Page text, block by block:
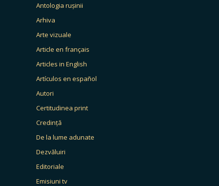
Antologia rușinii
Arhiva
Arte vizuale
Article en français
Articles in English
Artículos en español
Autori
Certitudinea print
Credință
De la lume adunate
Dezvăluiri
Editoriale
Emisiuni tv